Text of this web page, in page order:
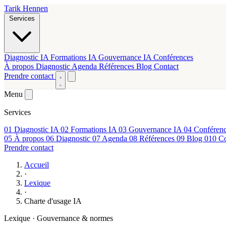
Tarik Hennen
Diagnostic IA Formations IA Gouvernance IA Conférences
À propos Diagnostic Agenda Références Blog Contact
Prendre contact
Menu
Services
01 Diagnostic IA 02 Formations IA 03 Gouvernance IA 04
05 À propos 06 Diagnostic 07 Agenda 08 Références 09 Blog 010
Prendre contact
Accueil
·
Lexique
·
Charte d'usage IA
Lexique · Gouvernance & normes